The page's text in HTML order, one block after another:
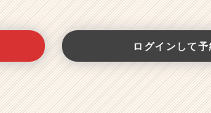
ログインして